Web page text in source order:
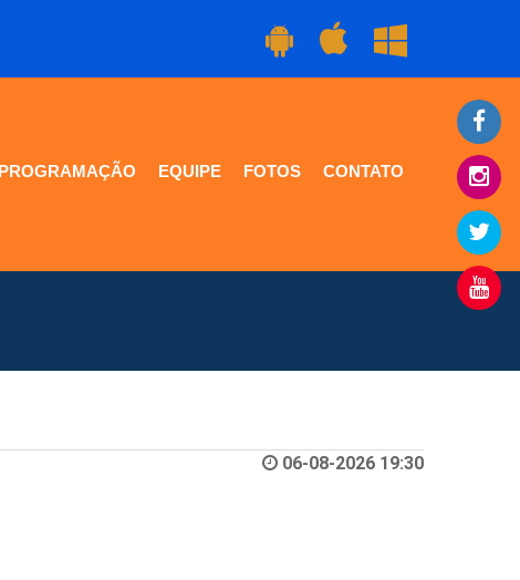
PROGRAMAÇÃO EQUIPE FOTOS CONTATO
06-08-2026 19:30